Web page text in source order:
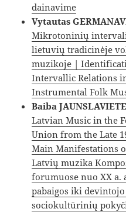
dainavime
Vytautas
Mikrotoninių
lietuvių tradicinėje
muzikoje |
Intervallic Relations
Instrumental Folk
Baiba
Latvian Music in the
Union from the Late
Main Manifestations
Latvių muzika
forumuose nuo XX a.
pabaigos iki
sociokultūrinių